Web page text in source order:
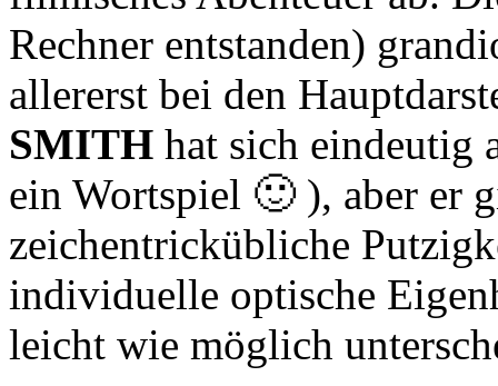
Rechner entstanden)
allererst bei den
SMITH hat sich eindeutig
ein Wortspiel 🙂 ), aber er
zeichentrickübliche
individuelle optische
leicht wie möglich